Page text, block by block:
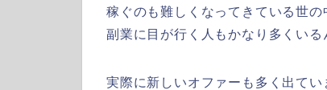
稼ぐのも難しくなってきている世の
副業に目が行く人もかなり多くいる
実際に新しいオファーも多く出てい